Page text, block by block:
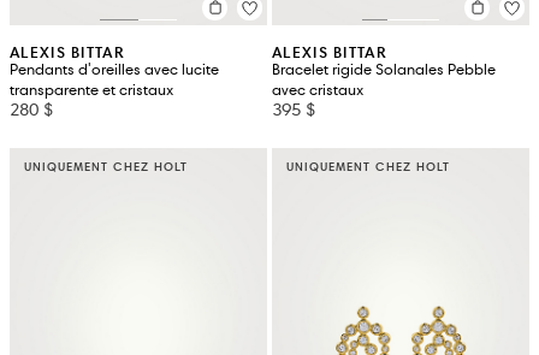
ALEXIS BITTAR
Pendants d'oreilles avec lucite
transparente et cristaux
280 $
ALEXIS BITTAR
Bracelet rigide Solanales Pebble
avec cristaux
395 $
UNIQUEMENT CHEZ HOLT UNIQUEMENT CHEZ HOLT